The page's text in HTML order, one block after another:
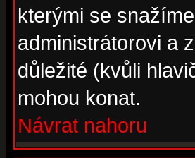
kterými se
administrátorovi a
důležité (kvůli
mohou konat.
Návrat nahoru